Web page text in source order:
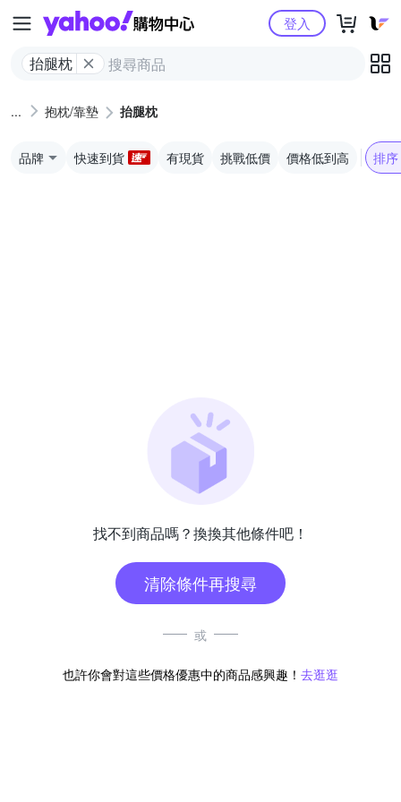
Yahoo購物中心
抬腿枕
登入
抱枕/靠墊 抬腿枕
品牌 快速到貨 有現貨 挑戰低價 價格低到高 排序
找不到商品嗎？換換其他條件吧！
清除條件再搜尋
或
也許你會對這些價格優惠中的商品感興趣！ 去逛逛